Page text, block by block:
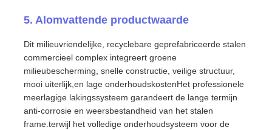
5. Alomvattende productwaarde
Dit milieuvriendelijke, recyclebare geprefabriceerde stalen
commercieel complex integreert groene
milieubescherming, snelle constructie, veilige structuur,
mooi uiterlijk,en lage onderhoudskostenHet professionele
meerlagige lakingssysteem garandeert de lange termijn
anti-corrosie en weersbestandheid van het stalen
frame.terwijl het volledige onderhoudsysteem voor de